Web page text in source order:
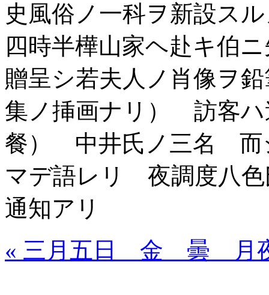
史風俗ノ一科ヲ新設ス
四時半樺山家ヘ赴キ伯
贈呈シ若夫人ノ肖像ヲ
集ノ挿画ナリ） 訪客
餐） 中井氏ノ三名 而
マデ語レリ 夜調度八色
通知アリ
« 三月五日 金 曇 月